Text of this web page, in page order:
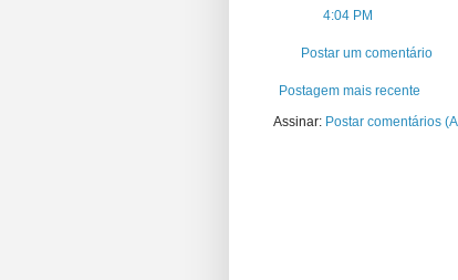
4:04 PM
Postar um comentário
Postagem mais recente
Assinar: Postar comentários